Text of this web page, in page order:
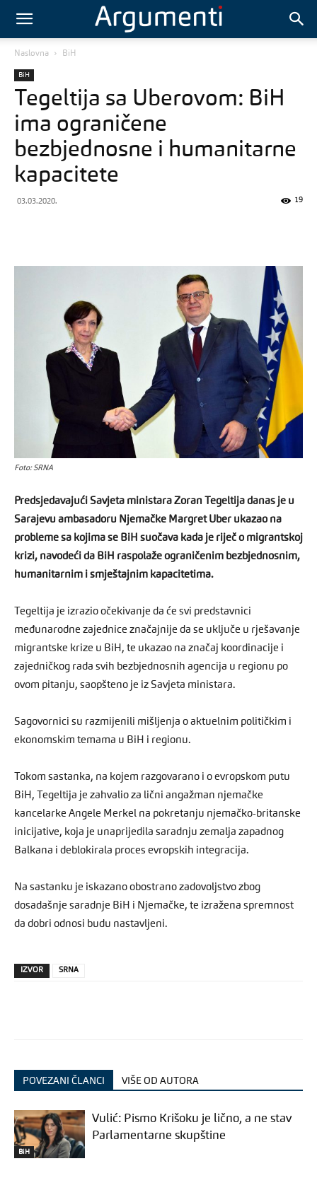
Naslovna BiH
BiH
Tegeltija sa Uberovom: BiH
ima ograničene
bezbjednosne i humanitarne
kapacitete
03.03.2020. 19
Foto: SRNA
Predsjedavajući Savjeta ministara Zoran Tegeltija danas je u
Sarajevu ambasadoru Njemačke Margret Uber ukazao na
probleme sa kojima se BiH suočava kada je riječ o migrantskoj
krizi, navodeći da BiH raspolaže ograničenim bezbjednosnim,
humanitarnim i smještajnim kapacitetima.
Tegeltija je izrazio očekivanje da će svi predstavnici
međunarodne zajednice značajnije da se uključe u rješavanje
migrantske krize u BiH, te ukazao na značaj koordinacije i
zajedničkog rada svih bezbjednosnih agencija u regionu po
ovom pitanju, saopšteno je iz Savjeta ministara.
Sagovornici su razmijenili mišljenja o aktuelnim političkim i
ekonomskim temama u BiH i regionu.
Tokom sastanka, na kojem razgovarano i o evropskom putu
BiH, Tegeltija je zahvalio za lični angažman njemačke
kancelarke Angele Merkel na pokretanju njemačko-britanske
inicijative, koja je unaprijedila saradnju zemalja zapadnog
Balkana i deblokirala proces evropskih integracija.
Na sastanku je iskazano obostrano zadovoljstvo zbog
dosadašnje saradnje BiH i Njemačke, te izražena spremnost
da dobri odnosi budu nastavljeni.
IZVOR SRNA
POVEZANI ČLANCI VIŠE OD AUTORA
BiH
Vulić: Pismo Krišoku je lično, a ne stav
Parlamentarne skupštine